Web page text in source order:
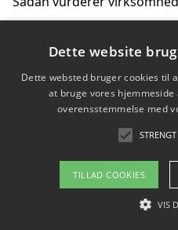
Sådan får du hjælp til en
Copyright
Om / kontakt
Dette website
Dette websted bruger cookies til
at bruge vores
overensstemmelse med
TILLAD COOKIES
VIS